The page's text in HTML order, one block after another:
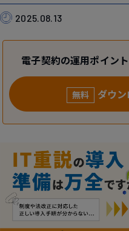
2025.08.13
電子契約の運用ポイン
無料 ダウ